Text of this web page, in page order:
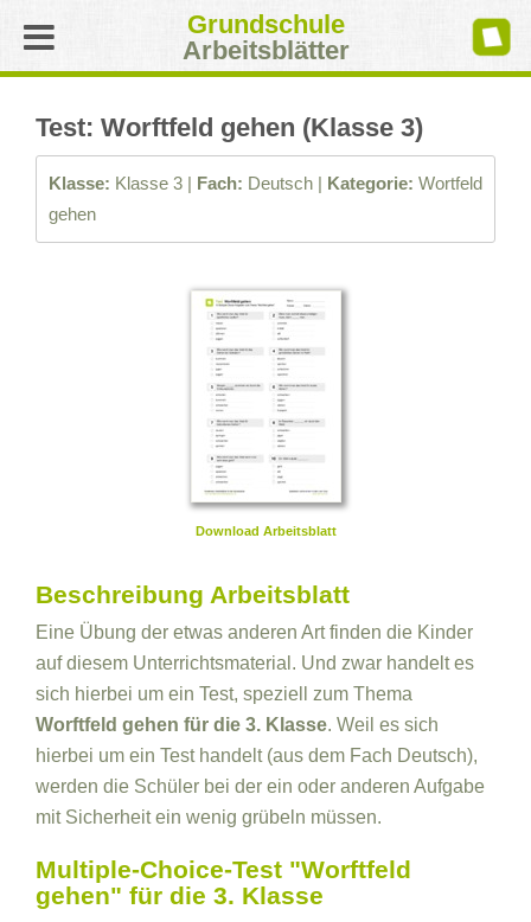
Grundschule
Arbeitsblätter
Test: Worftfeld gehen (Klasse 3)
Klasse: Klasse 3 | Fach: Deutsch | Kategorie: Wortfeld
gehen
Download Arbeitsblatt
Beschreibung Arbeitsblatt
Eine Übung der etwas anderen Art finden die Kinder
auf diesem Unterrichtsmaterial. Und zwar handelt es
sich hierbei um ein Test, speziell zum Thema
Worftfeld gehen für die 3. Klasse. Weil es sich
hierbei um ein Test handelt (aus dem Fach Deutsch),
werden die Schüler bei der ein oder anderen Aufgabe
mit Sicherheit ein wenig grübeln müssen.
Multiple-Choice-Test "Worftfeld
gehen" für die 3. Klasse